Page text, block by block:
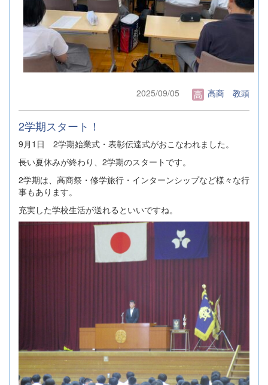
2025/09/05 高商 教頭
2学期スタート！
9月1日 2学期始業式・表彰伝達式がおこなわれました。
長い夏休みが終わり、2学期のスタートです。
2学期は、高商祭・修学旅行・インターンシップなど様々な行
事もあります。
充実した学校生活が送れるといいですね。